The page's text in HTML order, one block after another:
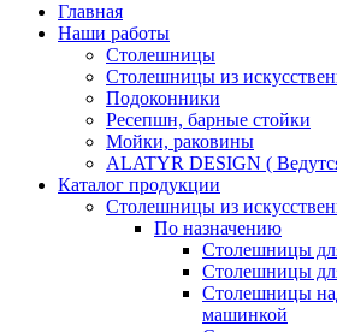
Главная
Наши работы
Столешницы
Столешницы из
Подоконники
Ресепшн, барные стойки
Мойки, раковины
ALATYR DESIGN (
Каталог продукции
Столешницы из
По назначению
Столешницы
Столешницы
Столешницы
машинкой